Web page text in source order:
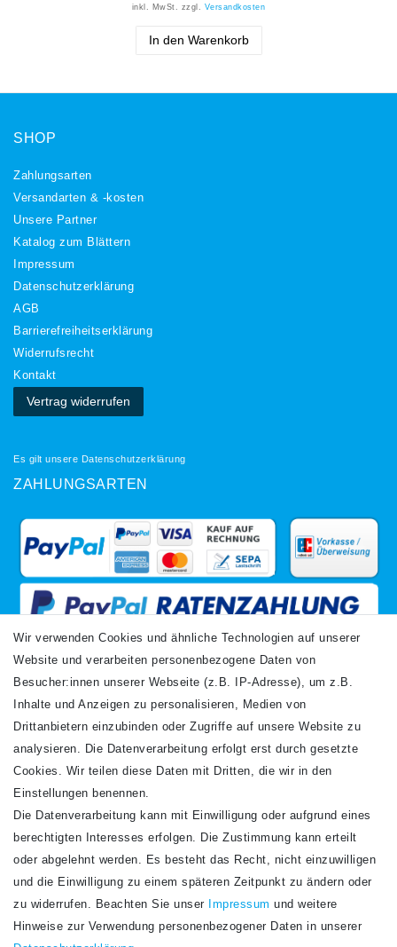
inkl. MwSt. zzgl. Versandkosten
In den Warenkorb
SHOP
Zahlungsarten
Versandarten & -kosten
Unsere Partner
Katalog zum Blättern
Impressum
Daten­schutz­erklärung
AGB
Barrierefreiheitserklärung
Widerrufs­recht
Kontakt
Vertrag widerrufen
Es gilt unsere Datenschutzerklärung
ZAHLUNGSARTEN
VERSANDARTEN
Newsletter
Honig
Hiermit bestätige ich, dass ich dieDaten­schutz­erklärunggelesen habe. Meine
Wir verwenden Cookies und ähnliche Technologien auf unserer
Website und verarbeiten personenbezogene Daten von
Besucher:innen unserer Webseite (z.B. IP-Adresse), um z.B.
Inhalte und Anzeigen zu personalisieren, Medien von
Drittanbietern einzubinden oder Zugriffe auf unsere Website zu
analysieren. Die Datenverarbeitung erfolgt erst durch gesetzte
Cookies. Wir teilen diese Daten mit Dritten, die wir in den
Einstellungen benennen.
Die Datenverarbeitung kann mit Einwilligung oder aufgrund eines
berechtigten Interesses erfolgen. Die Zustimmung kann erteilt
oder abgelehnt werden. Es besteht das Recht, nicht einzuwilligen
und die Einwilligung zu einem späteren Zeitpunkt zu ändern oder
zu widerrufen. Beachten Sie unser
Impressum und weitere
Hinweise zur Verwendung personenbezogener Daten in unserer